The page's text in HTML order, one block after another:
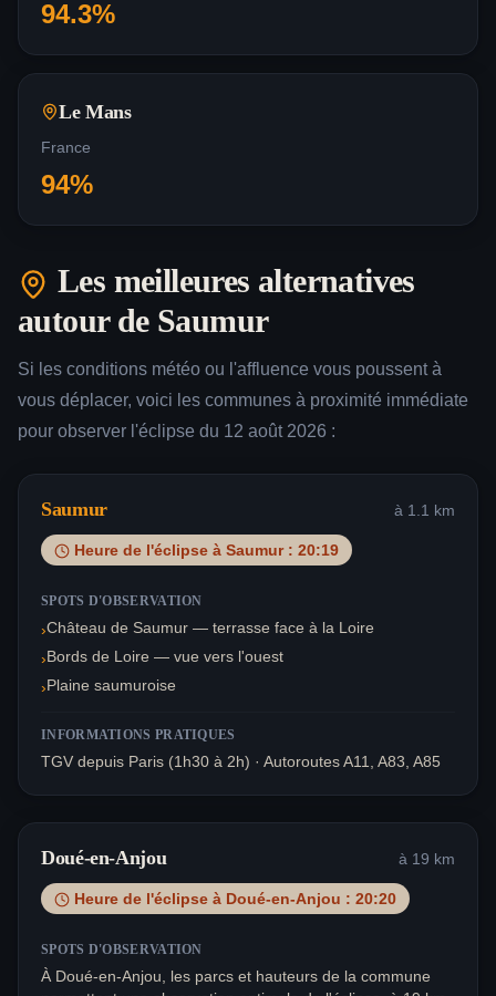
94.3%
Le Mans
France
94%
Les meilleures alternatives
autour de Saumur
Si les conditions météo ou l'affluence vous poussent à
vous déplacer, voici les communes à proximité immédiate
pour observer l'éclipse du 12 août 2026 :
Saumur à 1.1 km
Heure de l'éclipse à Saumur: 20:19
SPOTS D'OBSERVATION
›Château de Saumur — terrasse face à la Loire
›Bords de Loire — vue vers l'ouest
›Plaine saumuroise
INFORMATIONS PRATIQUES
TGV depuis Paris (1h30 à 2h) · Autoroutes A11, A83, A85
Doué-en-Anjou à 19 km
Heure de l'éclipse à Doué-en-Anjou : 20:20
SPOTS D'OBSERVATION
À Doué-en-Anjou, les parcs et hauteurs de la commune